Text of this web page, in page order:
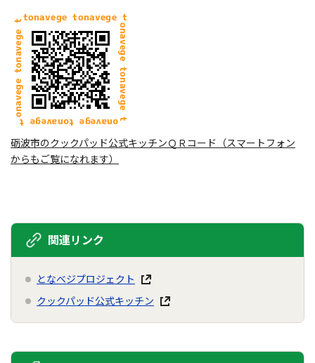
砺波市のクックパッド公式キッチンＱＲコード（スマートフォン
からもご覧になれます）
関連リンク
となベジプロジェクト
クックパッド公式キッチン